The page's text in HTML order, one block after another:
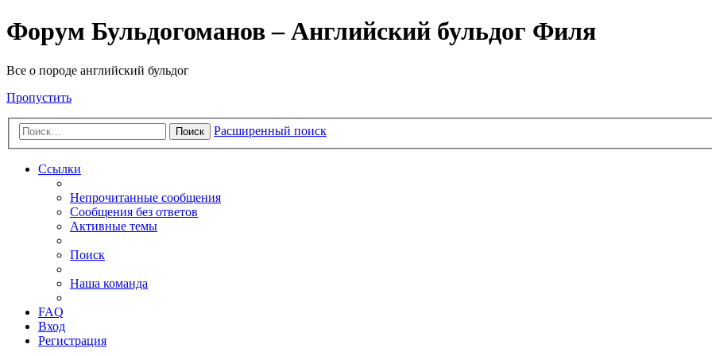
Форум Бульдогоманов – Английский бульдог Филя
Все о породе английский бульдог
Пропустить
Поиск Расширенный поиск
Ссылки
Непрочитанные сообщения
Сообщения без ответов
Активные темы
Поиск
Наша команда
FAQ
Вход
Регистрация